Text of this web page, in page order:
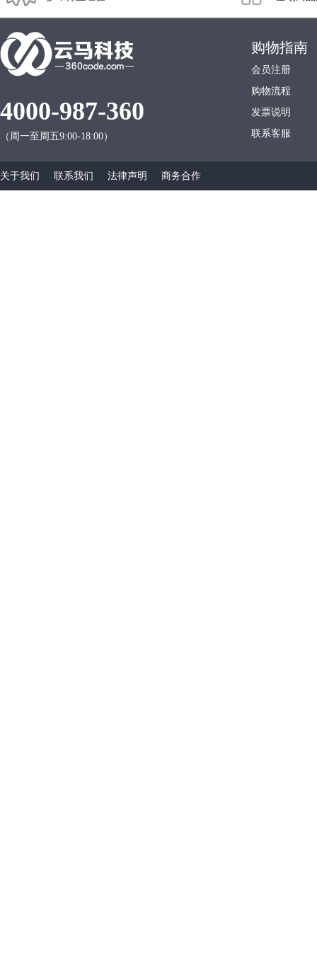
4000-987-360
（周一至周五9:00-18:00）
购物指南
会员注册
购物流程
发票说明
联系客服
关于我们 联系我们 法律声明 商务合作